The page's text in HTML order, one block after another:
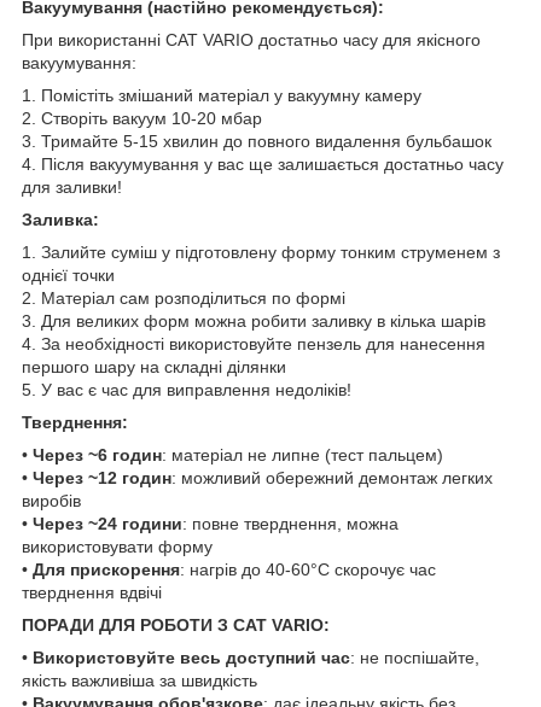
Вакуумування (настійно рекомендується):
При використанні CAT VARIO достатньо часу для якісного
вакуумування:
1. Помістіть змішаний матеріал у вакуумну камеру
2. Створіть вакуум 10-20 мбар
3. Тримайте 5-15 хвилин до повного видалення бульбашок
4. Після вакуумування у вас ще залишається достатньо часу
для заливки!
Заливка:
1. Залийте суміш у підготовлену форму тонким струменем з
однієї точки
2. Матеріал сам розподілиться по формі
3. Для великих форм можна робити заливку в кілька шарів
4. За необхідності використовуйте пензель для нанесення
першого шару на складні ділянки
5. У вас є час для виправлення недоліків!
Тверднення:
• Через ~6 годин: матеріал не липне (тест пальцем)
• Через ~12 годин: можливий обережний демонтаж легких
виробів
• Через ~24 години: повне тверднення, можна
використовувати форму
• Для прискорення: нагрів до 40-60°C скорочує час
тверднення вдвічі
ПОРАДИ ДЛЯ РОБОТИ З CAT VARIO:
• Використовуйте весь доступний час: не поспішайте,
якість важливіша за швидкість